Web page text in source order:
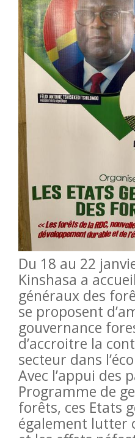
Du 18 au 22
Kinshasa a
généraux des
se proposent
gouvernance
d’accroitre la
secteur dans
Avec l’appui des
Programme de
forêts, ces Etats
également lutter